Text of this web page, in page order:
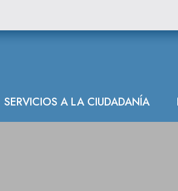
SERVICIOS A LA CIUDADANÍA